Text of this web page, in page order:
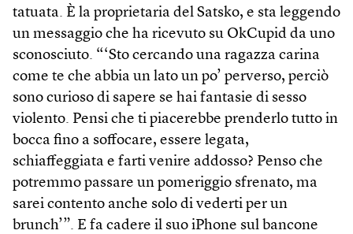
tatuata. È la proprietaria del Satsko, e sta leggendo
un messaggio che ha ricevuto su OkCupid da uno
sconosciuto. “‘Sto cercando una ragazza carina
come te che abbia un lato un po’ perverso, perciò
sono curioso di sapere se hai fantasie di sesso
violento. Pensi che ti piacerebbe prenderlo tutto in
bocca fino a soffocare, essere legata,
schiaffeggiata e farti venire addosso? Penso che
potremmo passare un pomeriggio sfrenato, ma
sarei contento anche solo di vederti per un
brunch’”. E fa cadere il suo iPhone sul bancone